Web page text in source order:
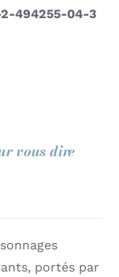
494255-04-3
vous dire
portés par